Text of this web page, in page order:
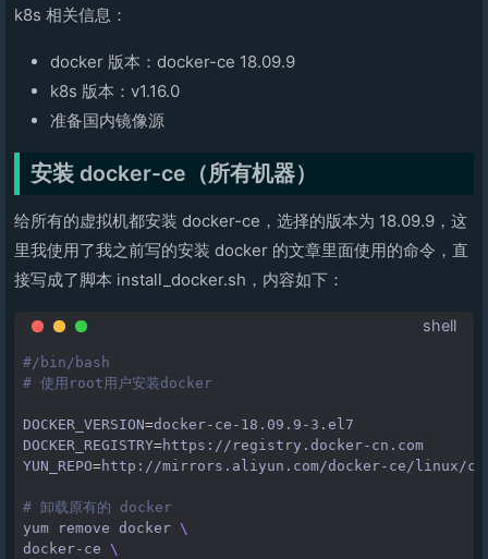
k8s 相关信息：
docker 版本：docker-ce 18.09.9
k8s 版本：v1.16.0
准备国内镜像源
安装 docker-ce（所有机器）
给所有的虚拟机都安装 docker-ce，选择的版本为 18.09.9，这
里我使用了我之前写的安装 docker 的文章里面使用的命令，直
接写成了脚本 install_docker.sh，内容如下：
shell
#/bin/bash
# 使用root用户安装docker
DOCKER_VERSION=
DOCKER_REGISTRY=
YUN_REPO=http://mirrors.aliyun.com/docker-ce/linux/
# 卸载原有的 docker
yum
remove docker \
docker-ce \